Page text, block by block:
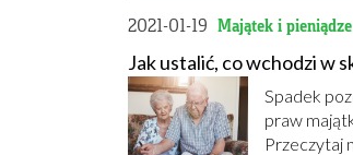
2021-01-19 Majątek i pieniądze
Jak ustalić, co wchodzi w
Spadek
praw
Przeczytaj